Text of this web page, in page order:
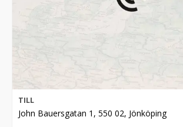
TILL
John Bauersgatan 1, 550 02, Jönköping